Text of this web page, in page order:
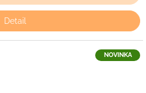
Detail
NOVINKA